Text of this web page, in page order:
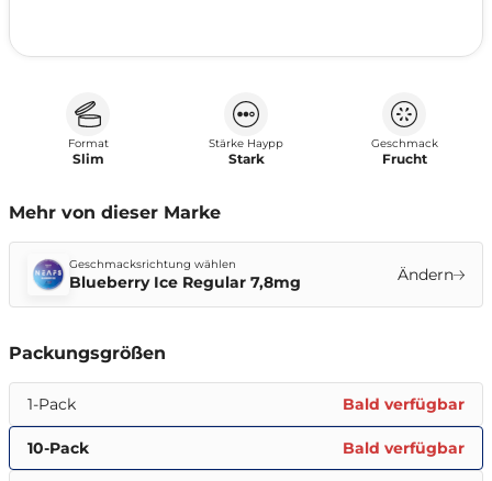
Format
Slim
Stärke Haypp
Stark
Geschmack
Frucht
Mehr von dieser Marke
Geschmacksrichtung wählen
Blueberry Ice Regular 7,8mg Ändern
Packungsgrößen
1-Pack Bald verfügbar
10-Pack Bald verfügbar